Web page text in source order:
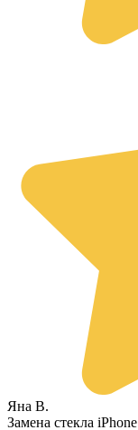
Яна В.
Замена стекла iPhone